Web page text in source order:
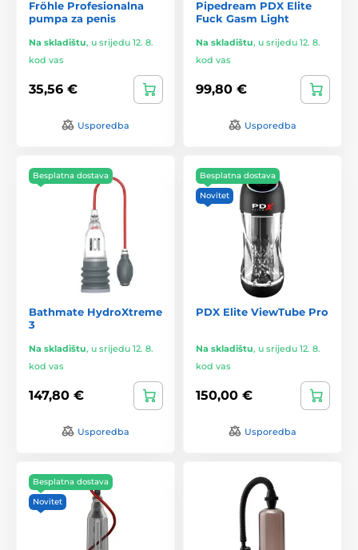
Fröhle Profesionalna
pumpa za penis
Na skladištu, u srijedu 12. 8.
kod vas
35,56 €
Usporedba
Pipedream PDX Elite
Fuck Gasm Light
Na skladištu, u srijedu 12. 8.
kod vas
99,80 €
Usporedba
Besplatna dostava
Bathmate HydroXtreme
3
Na skladištu, u srijedu 12. 8.
kod vas
147,80 €
Usporedba
Besplatna dostava
Novitet
PDX Elite ViewTube Pro
Na skladištu, u srijedu 12. 8.
kod vas
150,00 €
Usporedba
Besplatna dostava
Novitet